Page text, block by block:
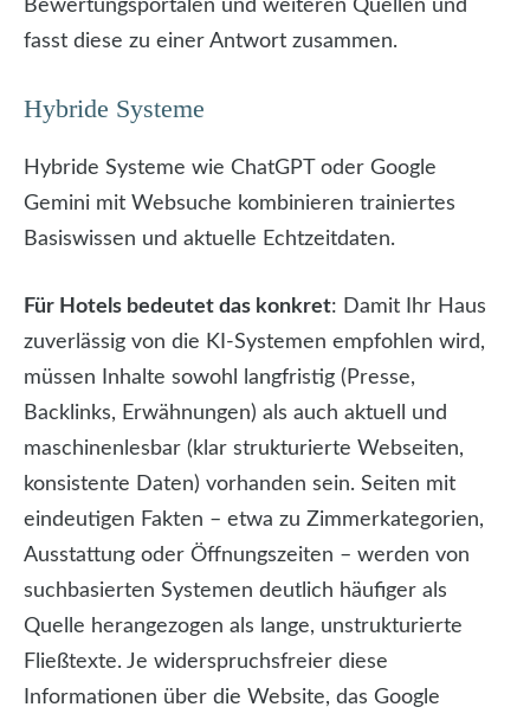
Bewertungsportalen und weiteren Quellen und
fasst diese zu einer Antwort zusammen.
Hybride Systeme
Hybride Systeme wie ChatGPT oder Google
Gemini mit Websuche kombinieren trainiertes
Basiswissen und aktuelle Echtzeitdaten.
Für Hotels bedeutet das konkret: Damit Ihr Haus
zuverlässig von die KI-Systemen empfohlen wird,
müssen Inhalte sowohl langfristig (Presse,
Backlinks, Erwähnungen) als auch aktuell und
maschinenlesbar (klar strukturierte Webseiten,
konsistente Daten) vorhanden sein. Seiten mit
eindeutigen Fakten – etwa zu Zimmerkategorien,
Ausstattung oder Öffnungszeiten – werden von
suchbasierten Systemen deutlich häufiger als
Quelle herangezogen als lange, unstrukturierte
Fließtexte. Je widerspruchsfreier diese
Informationen über die Website, das Google